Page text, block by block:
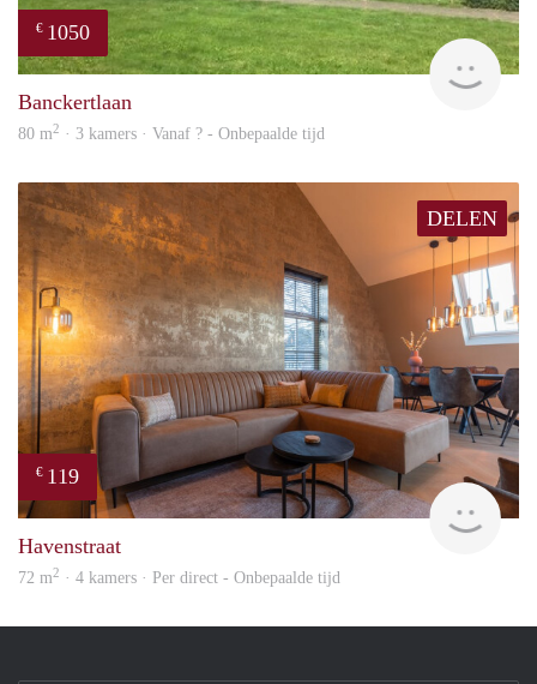
€ 1050
rent
Banckertlaan
80 m2 · 3 kamers · Vanaf ? - Onbepaalde tijd
DELEN
€ 119
Havenstraat
72 m2 · 4 kamers · Per direct - Onbepaalde tijd